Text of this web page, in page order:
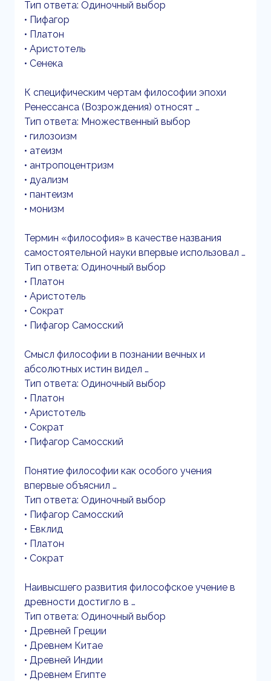
Тип ответа: Одиночный выбор
• Пифагор
• Платон
• Аристотель
• Сенека
К специфическим чертам философии эпохи
Ренессанса (Возрождения) относят …
Тип ответа: Множественный выбор
• гилозоизм
• атеизм
• антропоцентризм
• дуализм
• пантеизм
• монизм
Термин «философия» в качестве названия
самостоятельной науки впервые использовал …
Тип ответа: Одиночный выбор
• Платон
• Аристотель
• Сократ
• Пифагор Самосский
Смысл философии в познании вечных и
абсолютных истин видел …
Тип ответа: Одиночный выбор
• Платон
• Аристотель
• Сократ
• Пифагор Самосский
Понятие философии как особого учения
впервые объяснил …
Тип ответа: Одиночный выбор
• Пифагор Самосский
• Евклид
• Платон
• Сократ
Наивысшего развития философское учение в
древности достигло в …
Тип ответа: Одиночный выбор
• Древней Греции
• Древнем Китае
• Древней Индии
• Древнем Египте